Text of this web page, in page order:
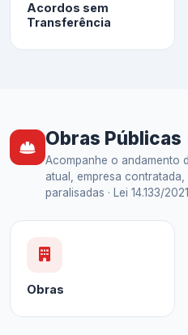
Acordos sem
Transferência
Obras Públicas
Acompanhe o andamento
atual, empresa
paralisadas · Lei 14.133/
Obras